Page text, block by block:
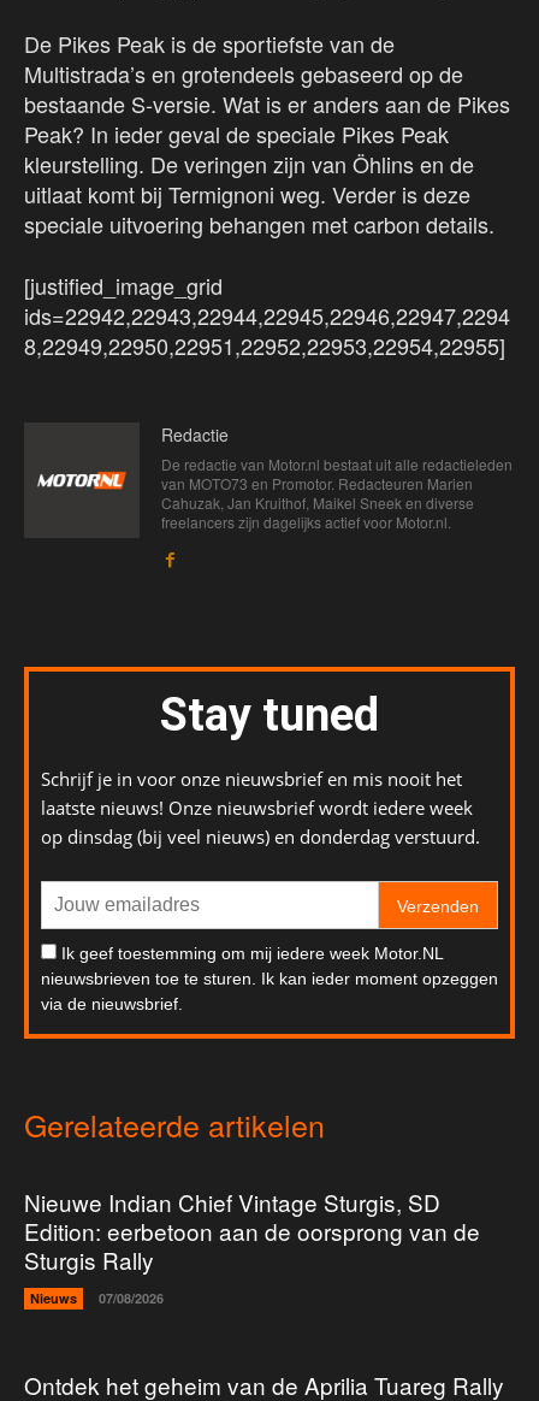
De Pikes Peak is de sportiefste van de
Multistrada’s en grotendeels gebaseerd op de
bestaande S-versie. Wat is er anders aan de Pikes
Peak? In ieder geval de speciale Pikes Peak
kleurstelling. De veringen zijn van Öhlins en de
uitlaat komt bij Termignoni weg. Verder is deze
speciale uitvoering behangen met carbon details.
[justified_image_grid
ids=22942,22943,22944,22945,22946,22947,2294
8,22949,22950,22951,22952,22953,22954,22955]
Redactie
De redactie van Motor.nl bestaat uit alle redactieleden
van MOTO73 en Promotor. Redacteuren Marien
Cahuzak, Jan Kruithof, Maikel Sneek en diverse
freelancers zijn dagelijks actief voor Motor.nl.
Stay tuned
Schrijf je in voor onze nieuwsbrief en mis nooit het
laatste nieuws! Onze nieuwsbrief wordt iedere week
op dinsdag (bij veel nieuws) en donderdag verstuurd.
Verzenden
Ik geef toestemming om mij iedere week Motor.NL
nieuwsbrieven toe te sturen. Ik kan ieder moment opzeggen
via de nieuwsbrief.
Gerelateerde artikelen
Nieuwe Indian Chief Vintage Sturgis, SD
Edition: eerbetoon aan de oorsprong van de
Sturgis Rally
Nieuws 07/08/2026
Ontdek het geheim van de Aprilia Tuareg Rally